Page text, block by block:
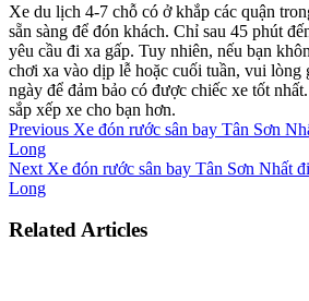
Xe du lịch 4-7 chỗ có ở khắp các quận
sẵn sàng để đón khách. Chỉ sau 45 phút
yêu cầu đi xa gấp. Tuy nhiên, nếu bạn
chơi xa vào dịp lễ hoặc cuối tuần, vui lòng
ngày để đảm bảo có được chiếc xe tốt
sắp xếp xe cho bạn hơn.
Previous Xe đón rước sân bay Tân Sơn
Long
Next Xe đón rước sân bay Tân Sơn Nhất
Long
Related Articles